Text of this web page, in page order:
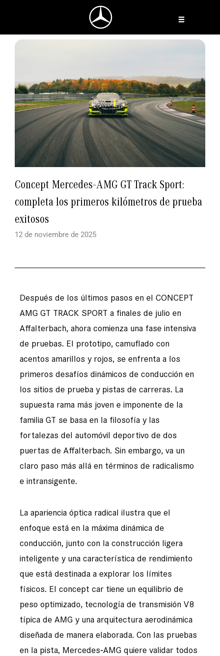
Concept Mercedes-AMG GT Track Sport:
completa los primeros kilómetros de prueba
exitosos
12 de noviembre de 2025
Después de los últimos pasos en el CONCEPT
AMG GT TRACK SPORT a finales de julio en
Affalterbach, ahora comienza una fase intensiva
de pruebas. El prototipo, camuflado con
acentos amarillos y rojos, se enfrenta a los
primeros desafíos dinámicos de conducción en
los sitios de prueba y pistas de carreras. La
supuesta rama más joven e imponente de la
familia GT se basa en la filosofía y las
fortalezas del automóvil deportivo de dos
puertas de Affalterbach. Sin embargo, va un
claro paso más allá en términos de radicalismo
e intransigente.
La apariencia óptica radical ilustra que el
enfoque está en la máxima dinámica de
conducción, junto con la construcción ligera
inteligente y una característica de rendimiento
que está destinada a explorar los límites
físicos. El concept car tiene un equilibrio de
peso optimizado, tecnología de transmisión V8
típica de AMG y una arquitectura aerodinámica
diseñada de manera elaborada. Con las pruebas
en la pista, Mercedes‐AMG quiere validar todos